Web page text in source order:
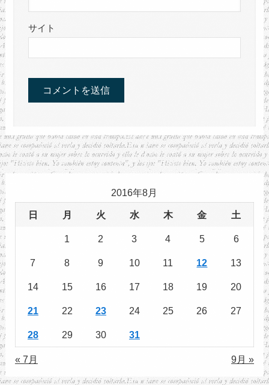
サイト
2016年8月
日 月 火 水 木 金 土
1 2 3 4 5 6
7 8 9 10 11 12 13
14 15 16 17 18 19 20
21 22 23 24 25 26 27
28 29 30 31
« 7月 9月 »